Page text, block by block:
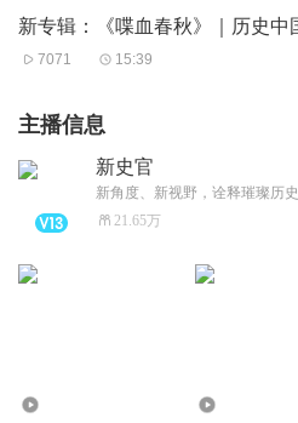
新专辑：《喋血春秋》｜历史中
7071 15:39
主播信息
新史官
新角度、新视野，诠释璀璨历史
21.65万